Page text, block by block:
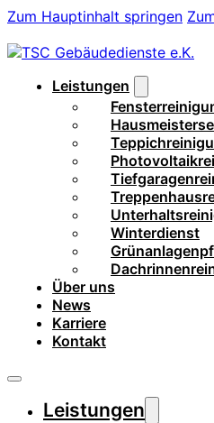
Zum Hauptinhalt springen
Leistungen
Winterdienst
Über uns
News
Karriere
Kontakt
Leistungen